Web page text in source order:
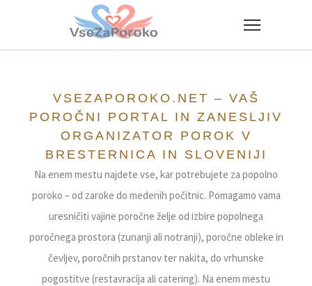
VSEZAPOROKO.NET – VAŠ
POROČNI PORTAL IN ZANESLJIV
ORGANIZATOR POROK V
BRESTERNICA IN SLOVENIJI
Na enem mestu najdete vse, kar potrebujete za popolno
poroko – od zaroke do medenih počitnic. Pomagamo vama
uresničiti vajine poročne želje od izbire popolnega
poročnega prostora (zunanji ali notranji), poročne obleke in
čevljev, poročnih prstanov ter nakita, do vrhunske
pogostitve (restavracija ali catering). Na enem mestu